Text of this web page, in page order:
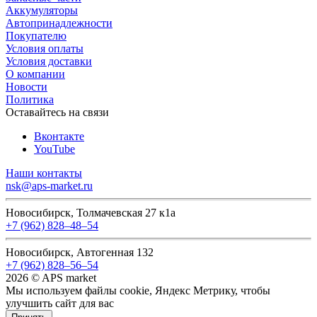
Аккумуляторы
Автопринадлежности
Покупателю
Условия оплаты
Условия доставки
О компании
Новости
Политика
Оставайтесь на связи
Вконтакте
YouTube
Наши контакты
nsk@aps-market.ru
Новосибирск, Толмачевская 27 к1а
+7 (962) 828‒48‒54
Новосибирск, Автогенная 132
+7 (962) 828‒56‒54
2026 © APS market
Мы используем файлы cookie, Яндекс Метрику, чтобы
улучшить сайт для вас